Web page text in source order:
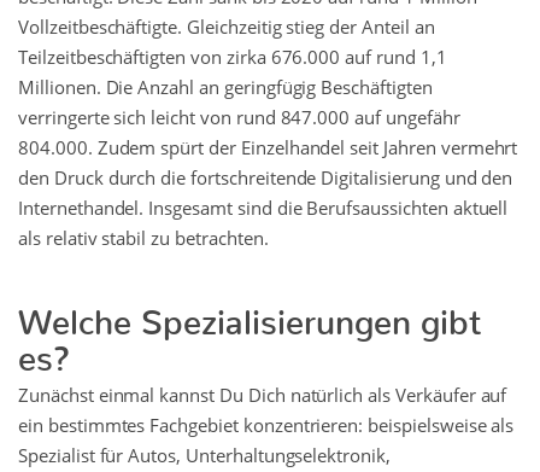
Vollzeitbeschäftigte. Gleichzeitig stieg der Anteil an
Teilzeitbeschäftigten von zirka 676.000 auf rund 1,1
Millionen. Die Anzahl an geringfügig Beschäftigten
verringerte sich leicht von rund 847.000 auf ungefähr
804.000. Zudem spürt der Einzelhandel seit Jahren vermehrt
den Druck durch die fortschreitende Digitalisierung und den
Internethandel. Insgesamt sind die Berufsaussichten aktuell
als relativ stabil zu betrachten.
Welche Spezialisierungen gibt
es?
Zunächst einmal kannst Du Dich natürlich als Verkäufer auf
ein bestimmtes Fachgebiet konzentrieren: beispielsweise als
Spezialist für Autos, Unterhaltungselektronik,